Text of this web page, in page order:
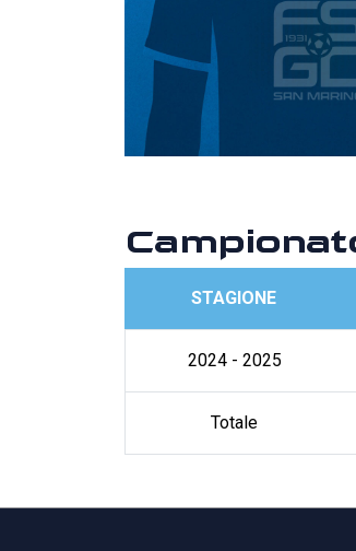
STAGIONE
2024 - 2025
Totale